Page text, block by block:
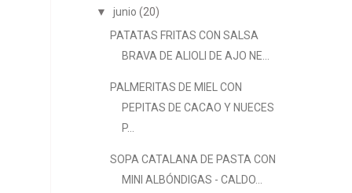
▼
junio (20)
PATATAS FRITAS CON SALSA
BRAVA DE ALIOLI DE AJO NE...
PALMERITAS DE MIEL CON
PEPITAS DE CACAO Y NUECES
P...
SOPA CATALANA DE PASTA CON
MINI ALBÓNDIGAS - CALDO...